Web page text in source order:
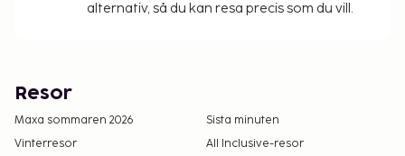
alternativ, så du kan resa precis som du vill.
Resor
Maxa sommaren 2026
Sista minuten
Vinterresor
All Inclusive-resor